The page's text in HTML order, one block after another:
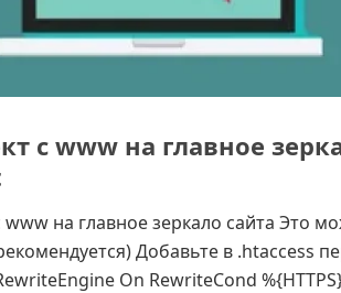
с www на главное
www на главное зеркало сайта Это
Добавьте в .htaccess
On RewriteCond